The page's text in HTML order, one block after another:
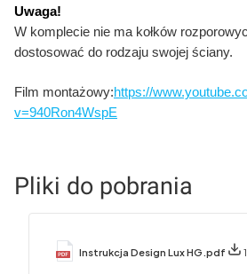
Uwaga!
W komplecie nie ma kołków
dostosować do rodzaju swojej ściany.
Film montażowy:https://
v=940Ron4WspE
Pliki do pobrania
Instrukcja Design Lux HG.pdf